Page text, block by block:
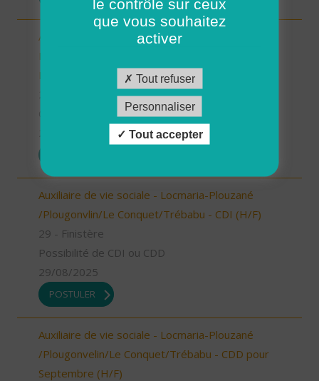
Aide à domicile - CDD Septembre -
Ploudalmézeau, Lampaul-Ploudalmézeau, St
Pabu (H/F)
Auxiliaire de vie sociale - Locmaria-Plouzané
/Plougonvlin/Le Conquet/Trébabu - CDI (H/F)
29 - Finistère
Possibilité de CDI ou CDD
29/08/2025
POSTULER
Auxiliaire de vie sociale - Locmaria-Plouzané
/Plougonvelin/Le Conquet/Trébabu - CDD pour
Septembre (H/F)
le contrôle sur ceux
que vous souhaitez
activer
Tout refuser
Personnaliser
Tout accepter